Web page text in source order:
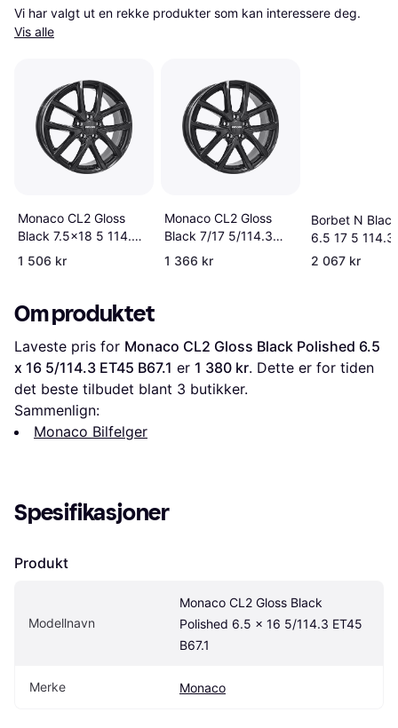
Vis alle
Monaco CL2 Gloss
Black 7.5x18 5 114.3
ET45
1 506 kr
Monaco CL2 Gloss
Black 7/17 5/114.3
ET45 B67.1
1 366 kr
Borbet N
6.5 17 5 114.3
2 067 kr
Om produktet
Laveste pris for Monaco CL2 Gloss Black Polished 6.5
x 16 5/114.3 ET45 B67.1 er 1 380 kr. Dette er for tiden
det beste tilbudet blant 3 butikker.
Sammenlign:
Monaco Bilfelger
Spesifikasjoner
Produkt
Modellnavn
Monaco CL2 Gloss Black
Polished 6.5 x 16 5/114.3 ET45
B67.1
Merke Monaco